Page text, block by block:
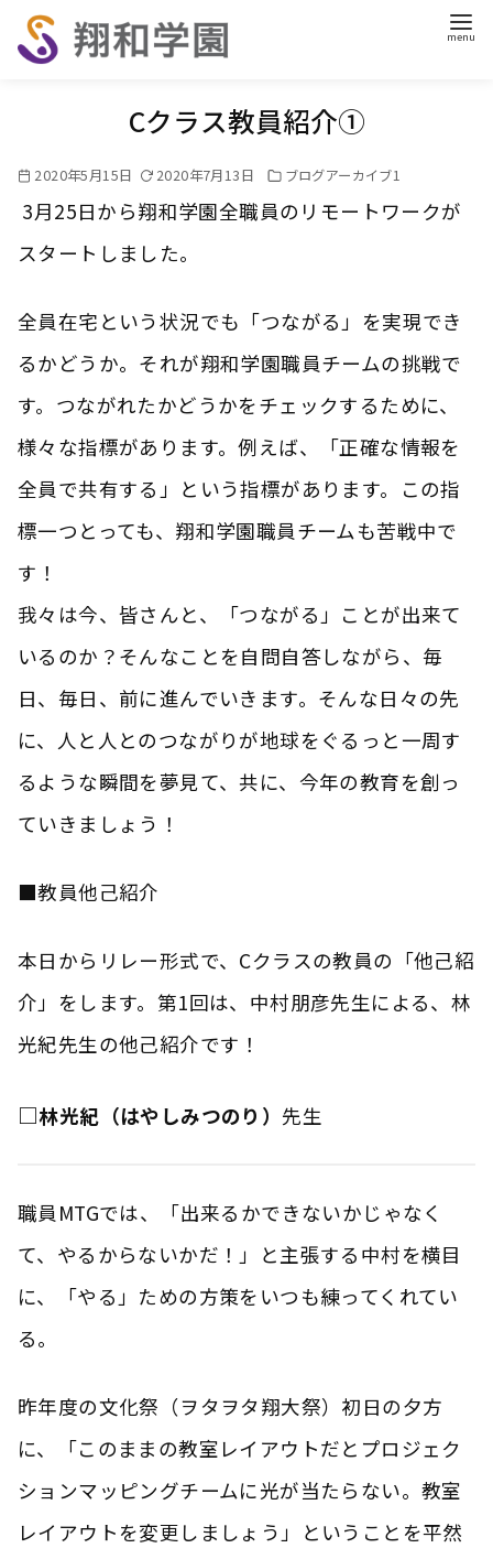
Cクラス教員紹介①
2020年5月15日 2020年7月13日 ブログアーカイブ1
3月25日から翔和学園全職員のリモートワークが
スタートしました。
全員在宅という状況でも「つながる」を実現でき
るかどうか。それが翔和学園職員チームの挑戦で
す。つながれたかどうかをチェックするために、
様々な指標があります。例えば、「正確な情報を
全員で共有する」という指標があります。この指
標一つとっても、翔和学園職員チームも苦戦中で
す！
我々は今、皆さんと、「つながる」ことが出来て
いるのか？そんなことを自問自答しながら、毎
日、毎日、前に進んでいきます。そんな日々の先
に、人と人とのつながりが地球をぐるっと一周す
るような瞬間を夢見て、共に、今年の教育を創っ
ていきましょう！
■教員他己紹介
本日からリレー形式で、Cクラスの教員の「他己紹
介」をします。第1回は、中村朋彦先生による、林
光紀先生の他己紹介です！
□林光紀（はやしみつのり） 先生
職員MTGでは、「出来るかできないかじゃなく
て、やるからないかだ！」と主張する中村を横目
に、「やる」ための方策をいつも練ってくれてい
る。
昨年度の文化祭（ヲタヲタ翔大祭）初日の夕方
に、「このままの教室レイアウトだとプロジェク
ションマッピングチームに光が当たらない。教室
レイアウトを変更しましょう」ということを平然